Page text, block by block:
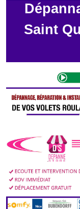
Saint